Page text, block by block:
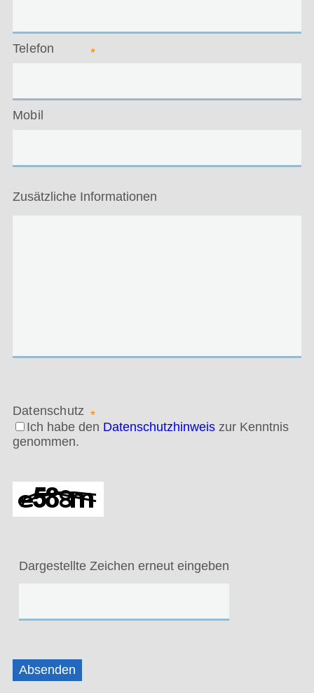
Telefon *
Mobil
Zusätzliche Informationen
Datenschutz *
Ich habe den Datenschutzhinweis zur Kenntnis
genommen.
Dargestellte Zeichen erneut eingeben
Absenden